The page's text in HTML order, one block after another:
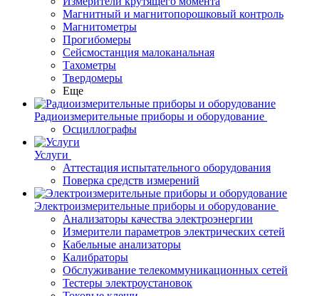
Магнитный и магнитопорошковый контроль
Магнитометры
Прогибомеры
Сейсмостанция малоканальная
Тахометры
Твердомеры
Еще
Радиоизмерительные приборы и оборудование
Осциллографы
Услуги
Аттестация испытательного оборудования
Поверка средств измерений
Электроизмерительные приборы и оборудование
Анализаторы качества электроэнергии
Измерители параметров электрических сетей
Кабельные анализаторы
Калибраторы
Обслуживание телекоммуникационных сетей
Тестеры электроустановок